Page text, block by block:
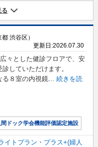
る
都 渋谷区）
更新日:2026.07.30
々とした健診フロアで、安
していただけます。
る８室の内視鏡... 続きを読
間ドック学会機能評価認定施設
イトプラン・プラス+(婦人